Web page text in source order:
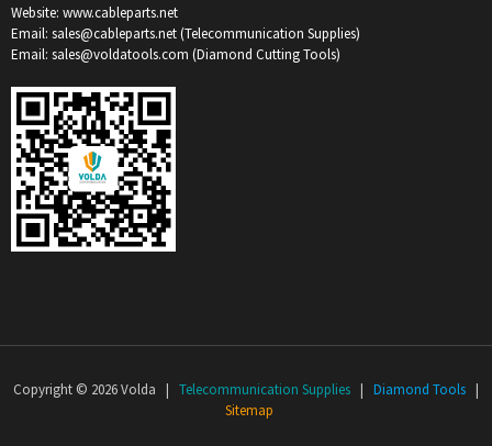
Website: www.cableparts.net
Email: sales@cableparts.net (Telecommunication Supplies)
Email: sales@voldatools.com (Diamond Cutting Tools)
Copyright © 2026 Volda | Telecommunication Supplies | Diamond Tools |
Sitemap